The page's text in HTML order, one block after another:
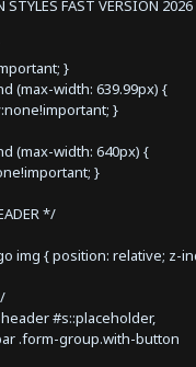
FAST VERSION
}
(max-width: 639.99px) {
}
(max-width: 640px) {
}
*/
img { position: relative; z-
#s::placeholder,
.form-group.with-button